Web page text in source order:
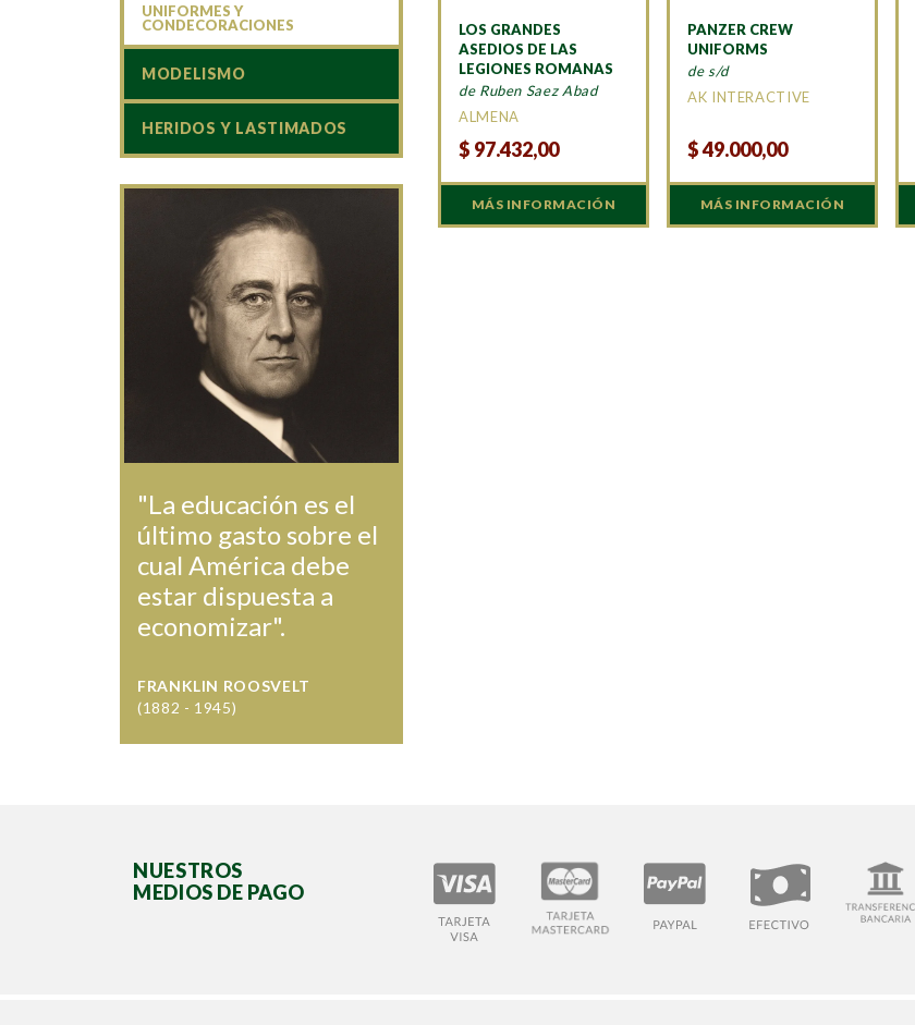
LOS GRANDES
ASEDIOS DE LAS
LEGIONES ROMANAS
de Ruben Saez Abad
ALMENA
$ 97.432,00
MÁS INFORMACIÓN
PANZER CREW
UNIFORMS
de s/d
AK INTERACTIVE
$49.000,00
MÁS INFORMACIÓN
UNIFORMES Y
CONDECORACIONES
MODELISMO
HERIDOS Y LASTIMADOS
"La educación es el
último gasto sobre el
cual América debe
estar dispuesta a
economizar".
FRANKLIN ROOSVELT
(1882 - 1945)
NUESTROS
MEDIOS DE PAGO